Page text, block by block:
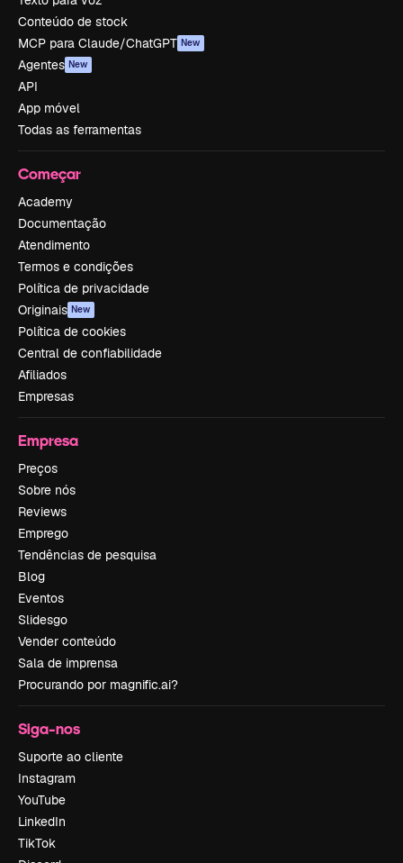
Conteúdo de stock
MCP para Claude/ChatGPT New
Agentes New
API
App móvel
Todas as ferramentas
Começar
Academy
Documentação
Atendimento
Termos e condições
Política de privacidade
Originais New
Política de cookies
Central de confiabilidade
Afiliados
Empresas
Empresa
Preços
Sobre nós
Reviews
Emprego
Tendências de pesquisa
Blog
Eventos
Slidesgo
Vender conteúdo
Sala de imprensa
Procurando por magnific.ai?
Siga-nos
Suporte ao cliente
Instagram
YouTube
LinkedIn
TikTok